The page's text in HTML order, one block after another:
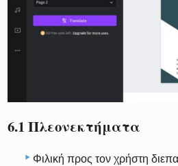
6.1 Πλεονεκτήματα
Φιλική προς τον χρήστη